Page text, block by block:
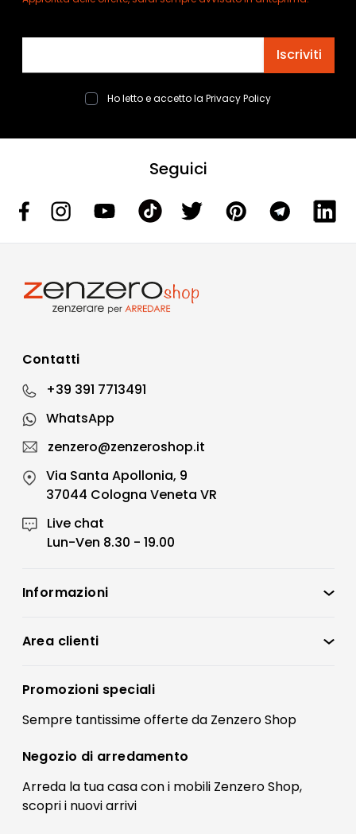
Iscriviti
Ho letto e accetto la Privacy Policy
Seguici
Contatti
+39 391 7713491
WhatsApp
zenzero@zenzeroshop.it
Via Santa Apollonia, 9
37044 Cologna Veneta VR
Live chat
Lun-Ven 8.30 - 19.00
Informazioni
Condizioni di vendita
Preferenze Cookies
Termini e condizioni
Contatti
FAQ
Pagamenti
Area clienti
Registrati
Il mio account
Promozioni speciali
Sempre tantissimeofferteda Zenzero Shop
Negozio di arredamento
Arreda la tua casa con i mobili Zenzero Shop,
scopri i nuovi arrivi